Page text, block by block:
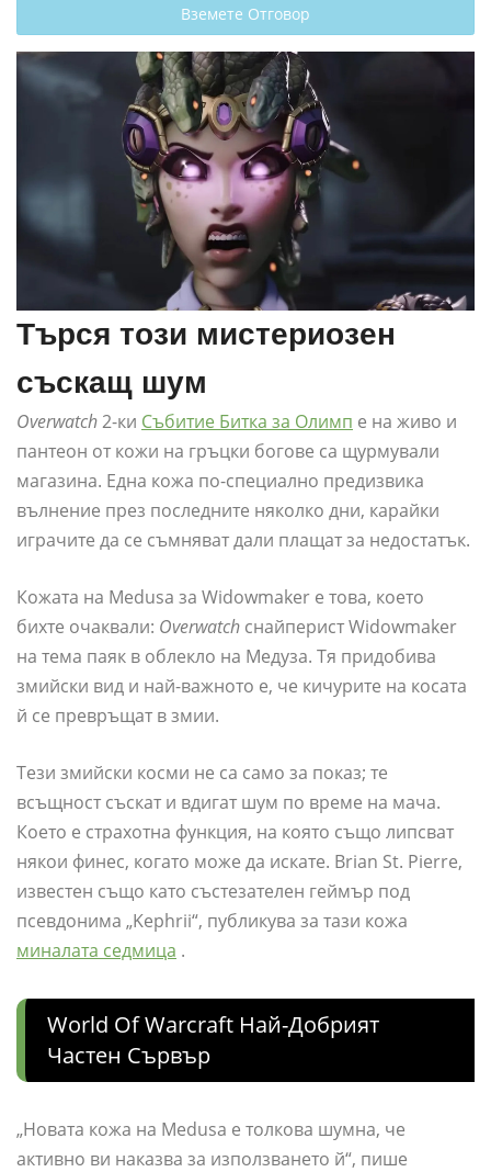
Вземете Отговор
Търся този мистериозен
съскащ шум
Overwatch2-ки Събитие Битка за Олимп е на живо и
пантеон от кожи на гръцки богове са щурмували
магазина. Една кожа по-специално предизвика
вълнение през последните няколко дни, карайки
играчите да се съмняват дали плащат за недостатък.
Кожата на Medusa за Widowmaker е това, което
бихте очаквали: Overwatch снайперист Widowmaker
на тема паяк в облекло на Медуза. Тя придобива
змийски вид и най-важното е, че кичурите на косата
й се превръщат в змии.
Тези змийски косми не са само за показ; те
всъщност съскат и вдигат шум по време на мача.
Което е страхотна функция, на която също липсват
някои финес, когато може да искате. Brian St. Pierre,
известен също като състезателен геймър под
псевдонима „Kephrii“, публикува за тази кожа
миналата седмица .
World Of Warcraft Най-Добрият
Частен Сървър
„Новата кожа на Medusa е толкова шумна, че
активно ви наказва за използването й“, пише